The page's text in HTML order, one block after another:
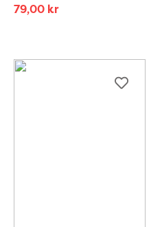
79,00 kr